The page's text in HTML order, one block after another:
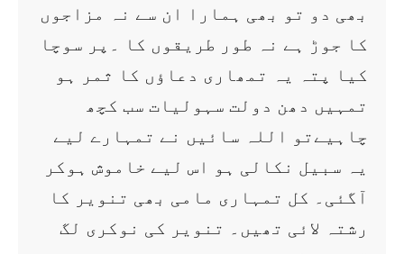
بھی دو تو بھی ہمارا ان سے نہ مزاجوں
کا جوڑ ہے نہ طور طریقوں کا ۔پر سوچا
کیا پتہ یہ تمھاری دعاؤں کا ثمر ہو
تمہیں دھن دولت سہولیات سب کچھ
چاہیےتو اللہ سائیں نے تمہارے لیے
یہ سبیل نکالی ہو اس لیے خاموش ہوکر
آگئی۔ کل تمہاری مامی بھی تنویر کا
رشتہ لائی تھیں۔ تنویر کی نوکری لگ